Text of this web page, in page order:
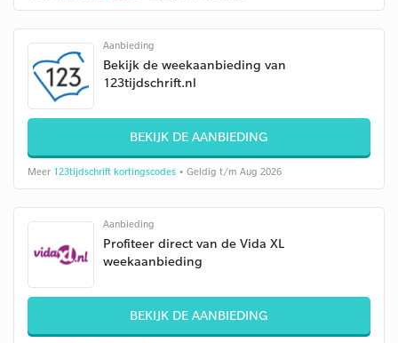
Aanbieding
Bekijk de weekaanbieding van
123tijdschrift.nl
BEKIJK DE AANBIEDING
Meer 123tijdschrift kortingscodes • Geldig t/m Aug 2026
Aanbieding
Profiteer direct van de Vida XL
weekaanbieding
BEKIJK DE AANBIEDING